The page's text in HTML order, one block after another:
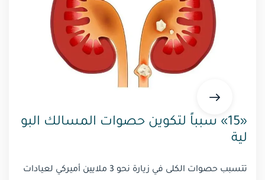
«15» سبباً لتكوين حصوات المسالك البو
لية
تتسبب حصوات الكلى في زيارة نحو 3 ملايين أميركي لعيادات